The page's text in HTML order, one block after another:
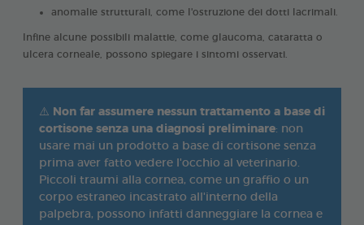
anomalie strutturali, come l'ostruzione dei dotti lacrimali.
Infine alcune possibili malattie, come glaucoma, cataratta o
ulcera corneale, possono spiegare i sintomi osservati.
⚠️ Non far assumere nessun trattamento a base di
cortisone senza una diagnosi preliminare: non
usare mai un prodotto a base di cortisone senza
prima aver fatto vedere l'occhio al veterinario.
Piccoli traumi alla cornea, come un graffio o un
corpo estraneo incastrato all'interno della
palpebra, possono infatti danneggiare la cornea e